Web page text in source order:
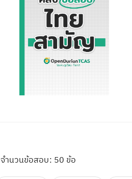
จำนวนข้อสอบ: 50 ข้อ